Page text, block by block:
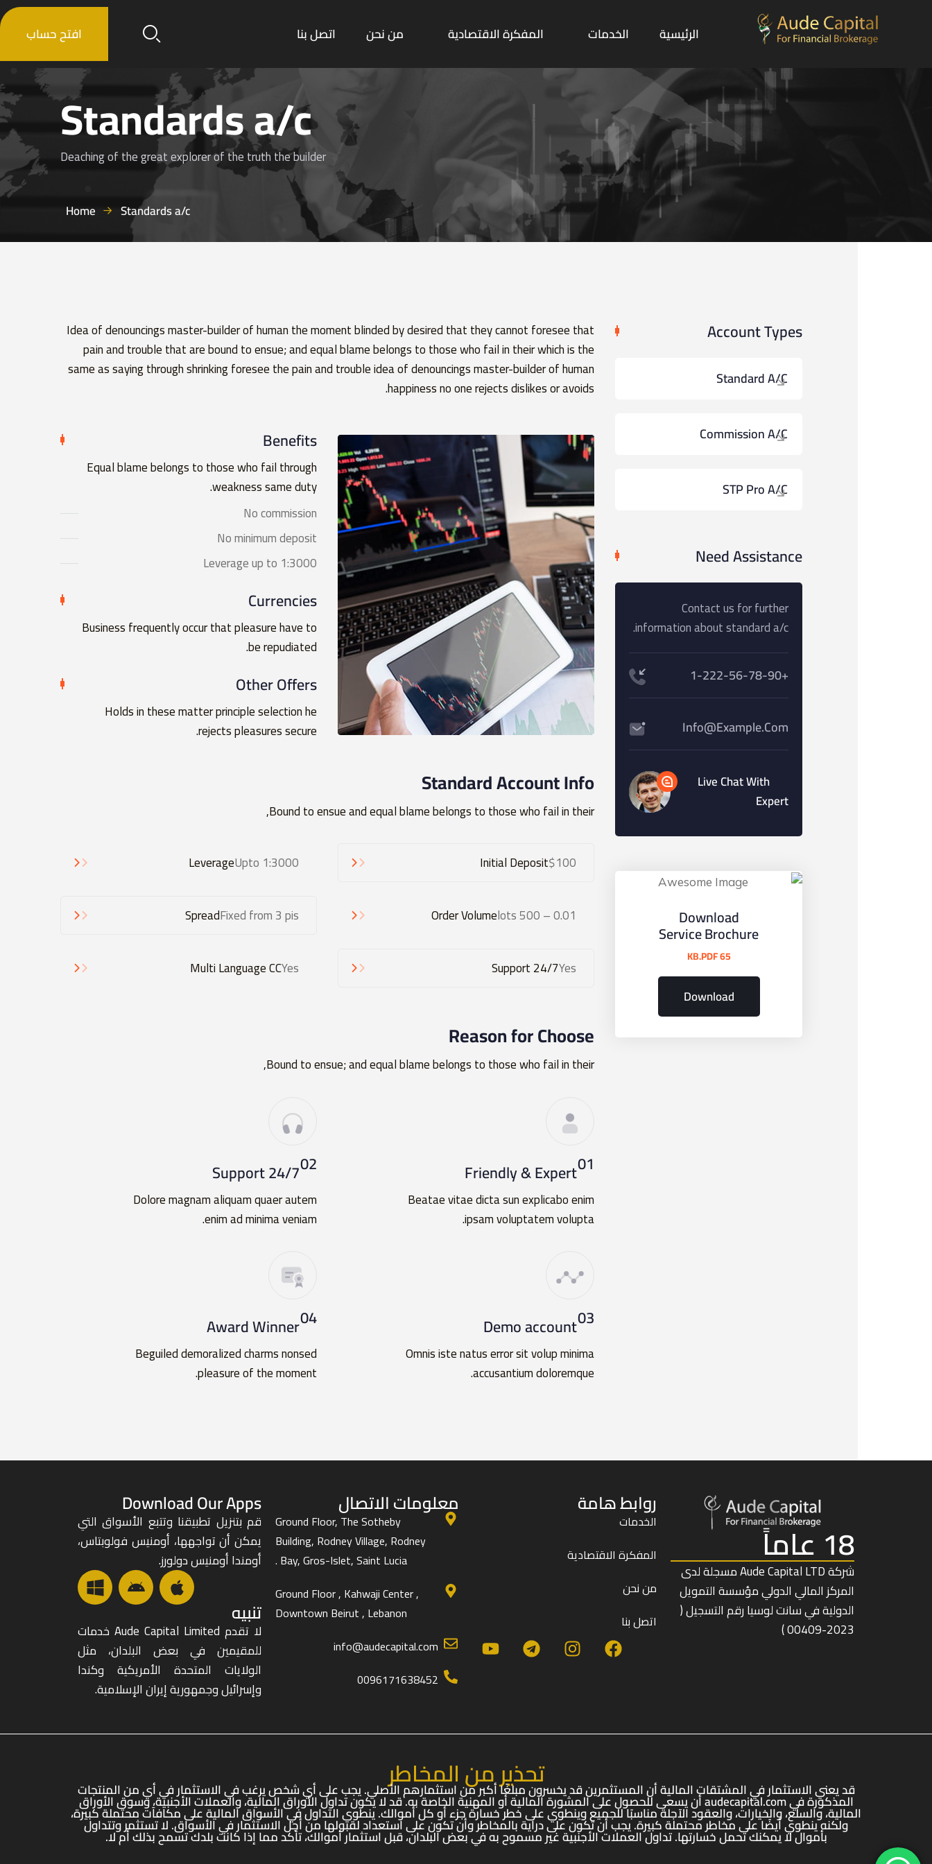
الرئيسية الخدمات المفكرة الاقتصادية من نحن اتصل بنا افتح حساب
Standards a/c
Deaching of the great explorer of the truth the builder
Home Standards a/c
Account Types
Standard A/c
Commission A/c
STP Pro A/c
Need Assistance
Contact us for further
information about standard a/c.
+1-222-56-78-90
Info@example.com
Live Chat With
Expert
Download
Service Brochure
65 KB.PDF
Download
Idea of denouncings master-builder of human the moment blinded by desired that they cannot foresee that
pain and trouble that are bound to ensue; and equal blame belongs to those who fail in their which is the
same as saying through shrinking foresee the pain and trouble idea of denouncings master-builder of human
happiness no one rejects dislikes or avoids.
Benefits
Equal blame belongs to those who fail through
weakness same duty.
No commission
No minimum deposit
Leverage up to 1:3000
Currencies
Business frequently occur that pleasure have to
be repudiated.
Other Offers
Holds in these matter principle selection he
rejects pleasures secure.
Standard Account Info
Bound to ensue and equal blame belongs to those who fail in their,
Initial Deposit$100
Order Volume 0.01 – 500 lots
24/7 SupportYes
LeverageUpto 1:3000
SpreadFixed from 3 pis
Multi Language CCYes
Reason for Choose
Bound to ensue; and equal blame belongs to those who fail in their,
Friendly & Expert01
Beatae vitae dicta sun explicabo enim
ipsam voluptatem volupta.
24/7 Support02
Dolore magnam aliquam quaer autem
enim ad minima veniam.
Demo account03
Omnis iste natus error sit volup minima
accusantium doloremque.
Award Winner04
Beguiled demoralized charms nonsed
pleasure of the moment.
18 عاماً
شركة Aude Capital LTD مسجلة لدى
المركز المالي الدولي مؤسسة التمويل
الدولية في سانت لوسيا رقم التسجيل (
2023-00409 )
روابط هامة
الخدمات
المفكرة الاقتصادية
من نحن
اتصل بنا
معلومات الاتصال
Ground Floor, The Sotheby
Building, Rodney Village, Rodney
Bay, Gros-Islet, Saint Lucia .
Ground Floor , Kahwaji Center ,
Downtown Beirut , Lebanon
info@audecapital.com
0096171638452
Download Our Apps
قم بتنزيل تطبيقنا وتتبع الأسواق التي
يمكن أن تواجهها، أومنيس فولوبتاس،
أومندا أومنيس دولورز.
تنبيه
لا تقدم Aude Capital Limited خدمات
للمقيمين في بعض البلدان، مثل
الولايات المتحدة الأمريكية وكندا
وإسرائيل وجمهورية إيران الإسلامية.
تحذير من المخاطر
قد يعني الاستثمار في المشتقات المالية أن المستثمرين قد يخسرون مبلغًا أكبر من استثمارهم الأصلي. يجب على أي شخص يرغب في الاستثمار في أي من المنتجات
المذكورة في audecapital.com أن يسعى للحصول على المشورة المالية أو المهنية الخاصة به. قد لا يكون تداول الأوراق المالية، والعملات الأجنبية، وسوق الأوراق
المالية، والسلع، والخيارات، والعقود الآجلة مناسبًا للجميع وينطوي على خطر خسارة جزء أو كل أموالك. ينطوي التداول في الأسواق المالية على مكافآت محتملة كبيرة،
ولكنه ينطوي أيضًا على مخاطر محتملة كبيرة. يجب أن تكون على دراية بالمخاطر وأن تكون على استعداد لقبولها من أجل الاستثمار في الأسواق. لا تستثمر وتتداول
بأموال لا يمكنك تحمل خسارتها. تداول العملات الأجنبية غير مسموح به في بعض البلدان، قبل استثمار أموالك، تأكد مما إذا كانت بلدك تسمح بذلك أم لا.